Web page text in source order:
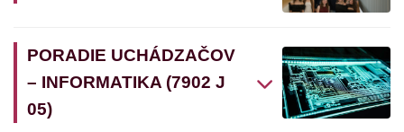
PORADIE UCHÁDZAČOV
– INFORMATIKA (7902 J
05)